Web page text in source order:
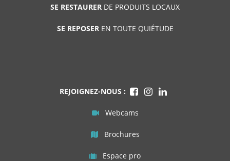
SE RESTAURER DE PRODUITS LOCAUX
SE REPOSEREN TOUTE QUIÉTUDE
REJOIGNEZ-NOUS :
Webcams
Brochures
Espace pro